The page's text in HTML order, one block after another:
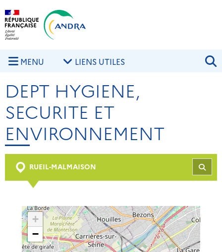
Aller au contenu principal
MENU LIENS UTILES
DEPT HYGIENE,
SECURITE ET
ENVIRONNEMENT
RUEIL-MALMAISON
+
−